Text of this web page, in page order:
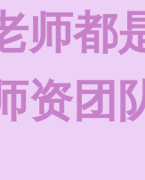
师都
资团